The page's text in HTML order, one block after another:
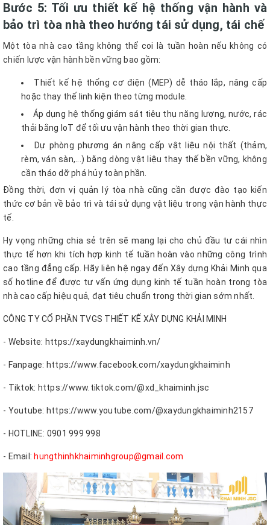
Bước 5: Tối ưu thiết kế hệ thống vận hành và
bảo trì tòa nhà theo hướng tái sử dụng, tái chế
Một tòa nhà cao tầng không thể coi là tuần hoàn nếu không có
chiến lược vận hành bền vững bao gồm:
Thiết kế hệ thống cơ điện (MEP) dễ tháo lắp, nâng cấp
hoặc thay thế linh kiện theo từng module.
Áp dụng hệ thống giám sát tiêu thụ năng lượng, nước, rác
thải bằng IoT để tối ưu vận hành theo thời gian thực.
Dự phòng phương án nâng cấp vật liệu nội thất (thảm,
rèm, ván sàn,...) bằng dòng vật liệu thay thế bền vững, không
cần tháo dỡ phá hủy toàn phần.
Đồng thời, đơn vị quản lý tòa nhà cũng cần được đào tạo kiến
thức cơ bản về bảo trì và tái sử dụng vật liệu trong vận hành thực
tế.
Hy vọng những chia sẻ trên sẽ mang lại cho chủ đầu tư cái nhìn
thực tế hơn khi tích hợp kinh tế tuần hoàn vào những công trình
cao tầng đẳng cấp. Hãy liên hệ ngay đến Xây dựng Khải Minh qua
số hotline để được tư vấn ứng dụng kinh tế tuần hoàn trong tòa
nhà cao cấp hiệu quả, đạt tiêu chuẩn trong thời gian sớm nhất.
CÔNG TY CỔ PHẦN TVGS THIẾT KẾ XÂY DỰNG KHẢI MINH
- Website: https://xaydungkhaiminh.vn/
- Fanpage: https://www.facebook.com/xaydungkhaiminh
- Tiktok: https://www.tiktok.com/@xd_khaiminh.jsc
- Youtube: https://www.youtube.com/@xaydungkhaiminh2157
- HOTLINE: 0901 999 998
- Email: hungthinhkhaiminhgroup@gmail.com